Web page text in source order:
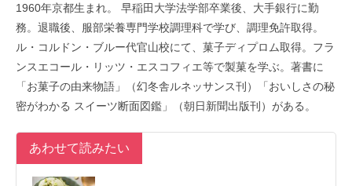
1960年京都生まれ。 早稲田大学法学部卒業後、大手銀行に勤
務。退職後、服部栄養専門学校調理科で学び、調理免許取得。
ル・コルドン・ブルー代官山校にて、菓子ディプロム取得。フラ
ンスエコール・リッツ・エスコフィエ等で製菓を学ぶ。著書に
「お菓子の由来物語」（幻冬舎ルネッサンス刊）「おいしさの秘
密がわかる スイーツ断面図鑑」（朝日新聞出版刊）がある。
あわせて読みたい